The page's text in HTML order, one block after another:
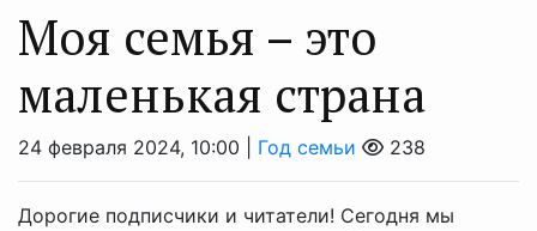
Моя семья – это
маленькая страна
24 февраля 2024, 10:00 | Год семьи 238
Дорогие подписчики и читатели! Сегодня мы